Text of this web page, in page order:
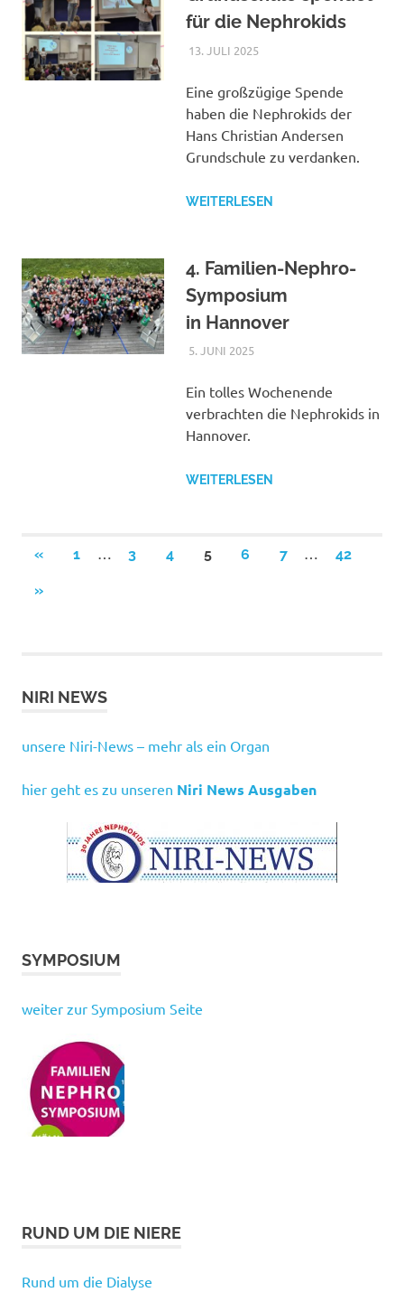
für die Nephrokids
13. JULI 2025NICOLE.BETH
ALLGEMEIN
Eine großzügige Spende
haben die Nephrokids der
Hans Christian Andersen
Grundschule zu verdanken.
WEITERLESEN
4. Familien-Nephro-
Symposium
in Hannover
5. JUNI 2025NICOLE.BETH
ALLGEMEIN
Ein tolles Wochenende
verbrachten die Nephrokids in
Hannover.
WEITERLESEN
Seitennummerierung
der
«VORHERIGE
1 … 3 4 5 6 7 … 42
NÄCHSTE
»
NIRI NEWS
unsere Niri-News – mehr als ein Organ
hier geht es zu unseren Niri News Ausgaben
SYMPOSIUM
weiter zur Symposium Seite
RUND UM DIE NIERE
Rund um die Dialyse